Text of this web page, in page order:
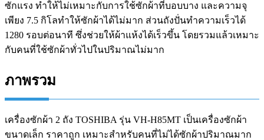
ซักแรง ทำให้ไม่เหมาะกับการใช้ซักผ้าที่บอบบาง และความจุ
เพียง 7.5 กิโลทำให้ซักผ้าได้ไม่มาก ส่วนถังปั่นทำความเร็วได้
1280 รอบต่อนาที ซึ่งช่วยให้ผ้าแห้งได้เร็วขึ้น โดยรวมแล้วเหมาะ
กับคนที่ใช้ซักผ้าทั่วไปในปริมาณไม่มาก
ภาพรวม
เครื่องซักผ้า 2 ถัง TOSHIBA รุ่น VH-H85MT เป็นเครื่องซักผ้า
ขนาดเล็ก ราคาถูก เหมาะสำหรับคนที่ไม่ได้ซักผ้าปริมาณมาก